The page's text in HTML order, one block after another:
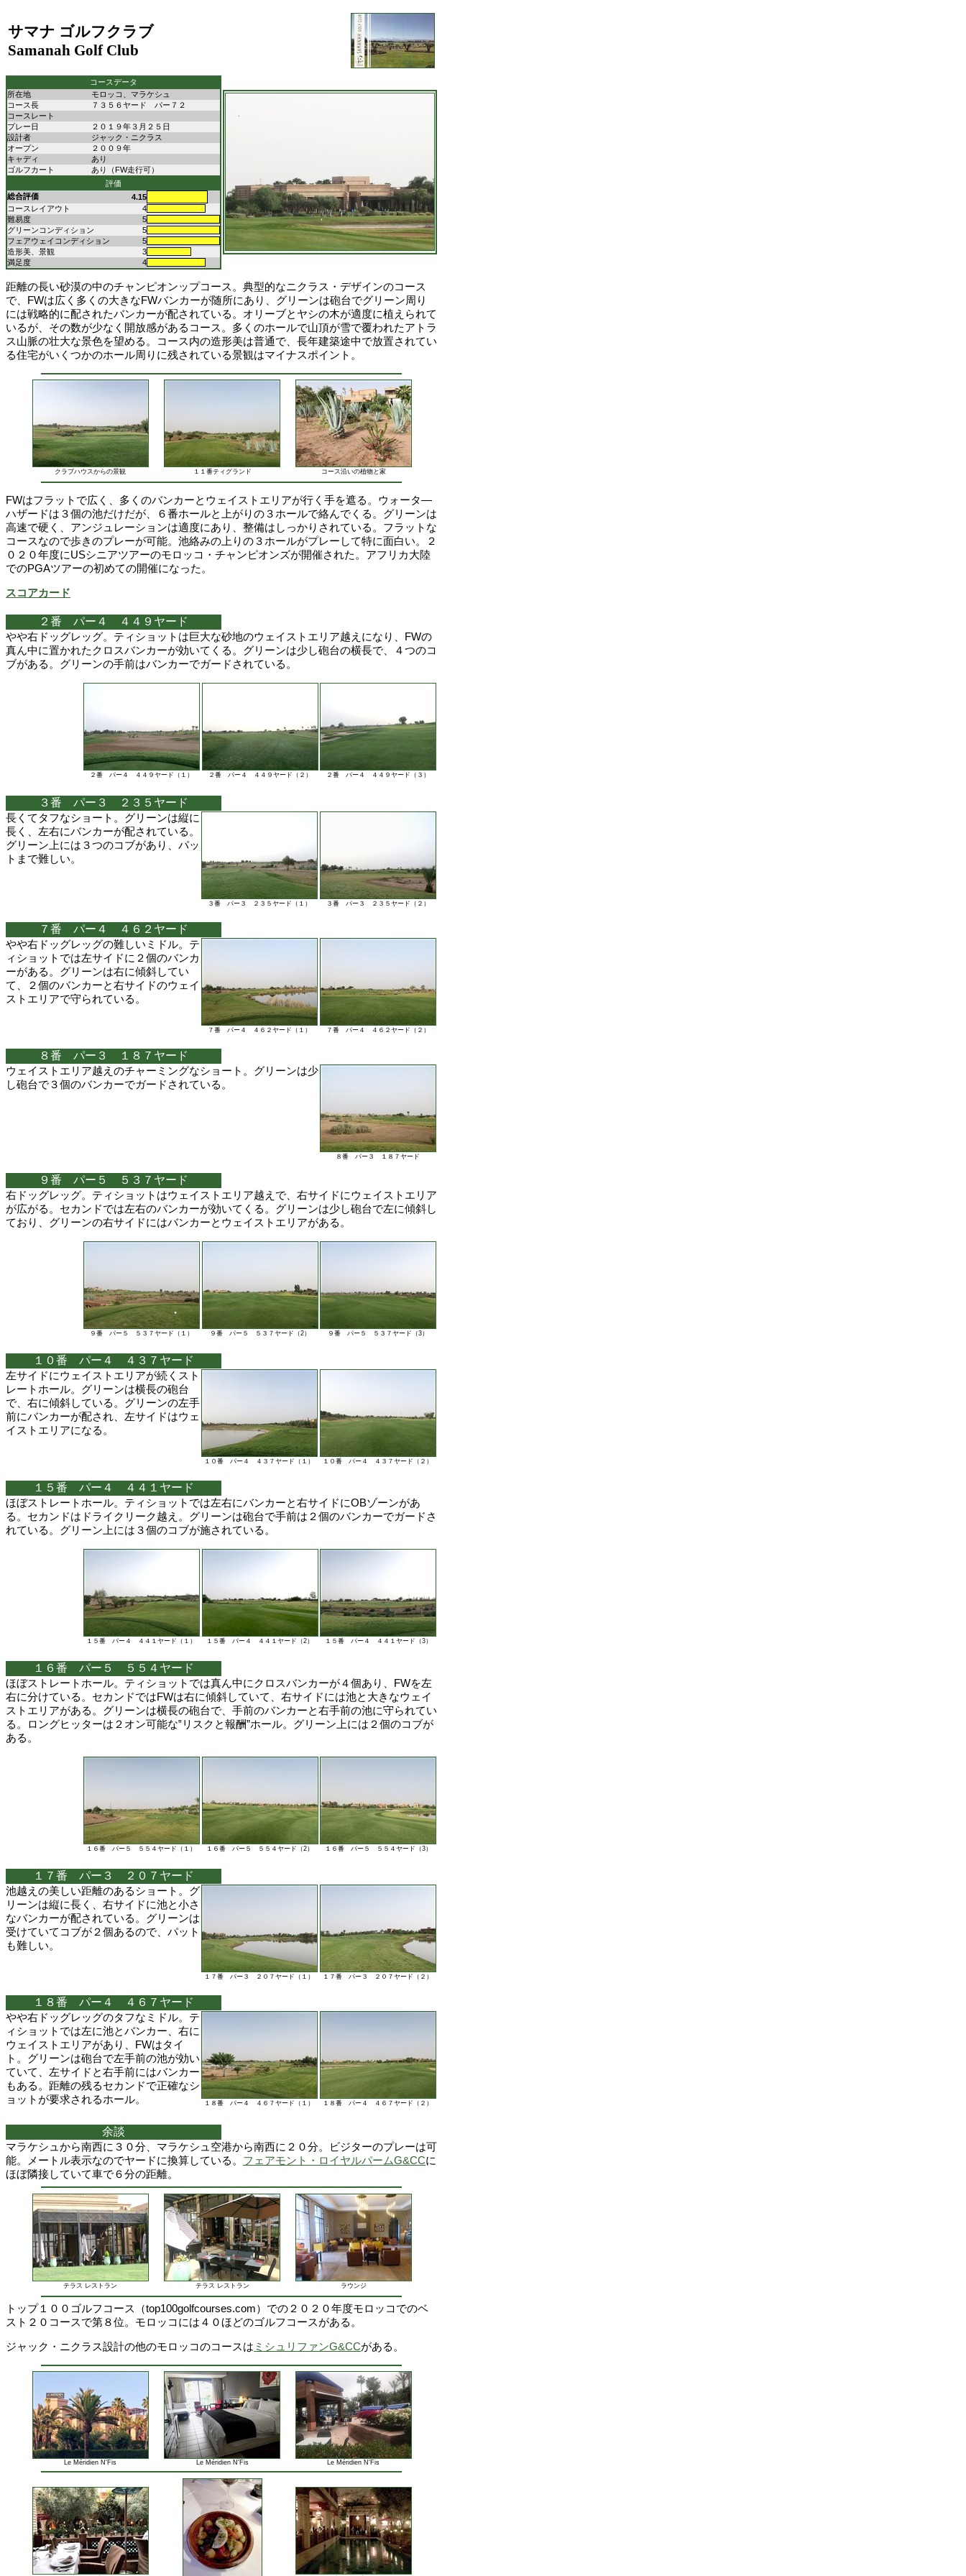
サマナ ゴルフクラブ
Samanah Golf Club
コースデータ
所在地
モロッコ、マラケシュ
コース長
７３５６ヤード パー７２
コースレート
プレー日
２０１９年３月２５日
設計者
ジャック・ニクラス
オープン
２００９年
キャディ
あり
ゴルフカート
あり（FW走行可）
評価
総合評価
4.15
コースレイアウト
4
難易度
5
グリーンコンディション
5
フェアウェイコンディション
5
造形美、景観
3
満足度
4
距離の長い砂漠の中のチャンピオンップコース。典型的なニクラス・デザインのコース
で、FWは広く多くの大きなFWバンカーが随所にあり、グリーンは砲台でグリーン周り
には戦略的に配されたバンカーが配されている。オリーブとヤシの木が適度に植えられて
いるが、その数が少なく開放感があるコース。多くのホールで山頂が雪で覆われたアトラ
ス山脈の壮大な景色を望める。コース内の造形美は普通で、長年建築途中で放置されてい
る住宅がいくつかのホール周りに残されている景観はマイナスポイント。
クラブハウスからの景観 １１番ティグランド コース沿いの植物と家
FWはフラットで広く、多くのバンカーとウェイストエリアが行く手を遮る。ウォータ―
ハザードは３個の池だけだが、６番ホールと上がりの３ホールで絡んでくる。グリーンは
高速で硬く、アンジュレーションは適度にあり、整備はしっかりされている。フラットな
コースなので歩きのプレーが可能。池絡みの上りの３ホールがプレーして特に面白い。２
０２０年度にUSシニアツアーのモロッコ・チャンピオンズが開催された。アフリカ大陸
でのPGAツアーの初めての開催になった。
スコアカード
２番 パー４ ４４９ヤード
やや右ドッグレッグ。ティショットは巨大な砂地のウェイストエリア越えになり、FWの
真ん中に置かれたクロスバンカーが効いてくる。グリーンは少し砲台の横長で、４つのコ
ブがある。グリーンの手前はバンカーでガードされている。
２番 パー４ ４４９ヤード（３）
２番 パー４ ４４９ヤード（２）
２番 パー４ ４４９ヤード（１）
３番 パー３ ２３５ヤード
３番 パー３ ２３５ヤード（２）
３番 パー３ ２３５ヤード（１）
長くてタフなショート。グリーンは縦に
長く、左右にバンカーが配されている。
グリーン上には３つのコブがあり、パッ
トまで難しい。
７番 パー４ ４６２ヤード
７番 パー４ ４６２ヤード（２）
７番 パー４ ４６２ヤード（１）
やや右ドッグレッグの難しいミドル。テ
ィショットでは左サイドに２個のバンカ
ーがある。グリーンは右に傾斜してい
て、２個のバンカーと右サイドのウェイ
ストエリアで守られている。
８番 パー３ １８７ヤード
８番 パー３ １８７ヤード
ウェイストエリア越えのチャーミングなショート。グリーンは少
し砲台で３個のバンカーでガードされている。
９番 パー５ ５３７ヤード
右ドッグレッグ。ティショットはウェイストエリア越えで、右サイドにウェイストエリア
が広がる。セカンドでは左右のバンカーが効いてくる。グリーンは少し砲台で左に傾斜し
ており、グリーンの右サイドにはバンカーとウェイストエリアがある。
９番 パー５ ５３７ヤード（3）
９番 パー５ ５３７ヤード（2）
９番 パー５ ５３７ヤード（１）
１０番 パー４ ４３７ヤード
１０番 パー４ ４３７ヤード（２）
１０番 パー４ ４３７ヤード（１）
左サイドにウェイストエリアが続くスト
レートホール。グリーンは横長の砲台
で、右に傾斜している。グリーンの左手
前にバンカーが配され、左サイドはウェ
イストエリアになる。
１５番 パー４ ４４１ヤード
ほぼストレートホール。ティショットでは左右にバンカーと右サイドにOBゾーンがあ
る。セカンドはドライクリーク越え。グリーンは砲台で手前は２個のバンカーでガードさ
れている。グリーン上には３個のコブが施されている。
１５番 パー４ ４４１ヤード（3）
１５番 パー４ ４４１ヤード（2）
１５番 パー４ ４４１ヤード（１）
１６番 パー５ ５５４ヤード
ほぼストレートホール。ティショットでは真ん中にクロスバンカーが４個あり、FWを左
右に分けている。セカンドではFWは右に傾斜していて、右サイドには池と大きなウェイ
ストエリアがある。グリーンは横長の砲台で、手前のバンカーと右手前の池に守られてい
る。ロングヒッターは２オン可能な‟リスクと報酬”ホール。グリーン上には２個のコブが
ある。
１６番 パー５ ５５４ヤード（3）
１６番 パー５ ５５４ヤード（2）
１６番 パー５ ５５４ヤード（１）
１７番 パー３ ２０７ヤード
１７番 パー３ ２０７ヤード（２）
１７番 パー３ ２０７ヤード（１）
池越えの美しい距離のあるショート。グ
リーンは縦に長く、右サイドに池と小さ
なバンカーが配されている。グリーンは
受けていてコブが２個あるので、パット
も難しい。
１８番 パー４ ４６７ヤード
１８番 パー４ ４６７ヤード（２）
１８番 パー４ ４６７ヤード（１）
やや右ドッグレッグのタフなミドル。テ
ィショットでは左に池とバンカー、右に
ウェイストエリアがあり、FWはタイ
ト。グリーンは砲台で左手前の池が効い
ていて、左サイドと右手前にはバンカー
もある。距離の残るセカンドで正確なシ
ョットが要求されるホール。
余談
マラケシュから南西に３０分、マラケシュ空港から南西に２０分。ビジターのプレーは可
能。メートル表示なのでヤードに換算している。 フェアモント・ロイヤルパームG&CCに
ほぼ隣接していて車で６分の距離。
テラス レストラン テラス レストラン ラウンジ
トップ１００ゴルフコース（top100golfcourses.com）での２０２０年度モロッコでのベ
スト２０コースで第８位。モロッコには４０ほどのゴルフコースがある。
ジャック・ニクラス設計の他のモロッコのコースは ミシュリファンG&CCがある。
Le Méridien N'Fis Le Méridien N'Fis Le Méridien N'Fis